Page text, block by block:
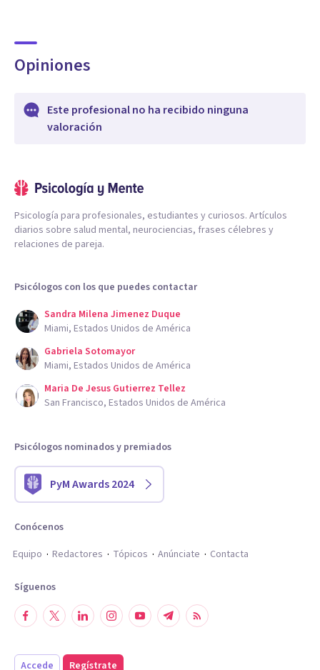
Opiniones
Este profesional no ha recibido ninguna
valoración
Psicología para profesionales, estudiantes y curiosos. Artículos
diarios sobre salud mental, neurociencias, frases célebres y
relaciones de pareja.
Psicólogos con los que puedes contactar
Sandra Milena Jimenez Duque
Miami, Estados Unidos de América
Gabriela Sotomayor
Miami, Estados Unidos de América
Maria De Jesus Gutierrez Tellez
San Francisco, Estados Unidos de América
Psicólogos nominados y premiados
PyM Awards 2024
Conócenos
Equipo
Redactores Tópicos Anúnciate Contacta
Síguenos
Accede Regístrate